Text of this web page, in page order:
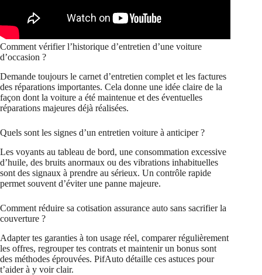
Comment vérifier l’historique d’entretien d’une voiture
d’occasion ?
Demande toujours le carnet d’entretien complet et les factures
des réparations importantes. Cela donne une idée claire de la
façon dont la voiture a été maintenue et des éventuelles
réparations majeures déjà réalisées.
Quels sont les signes d’un entretien voiture à anticiper ?
Les voyants au tableau de bord, une consommation excessive
d’huile, des bruits anormaux ou des vibrations inhabituelles
sont des signaux à prendre au sérieux. Un contrôle rapide
permet souvent d’éviter une panne majeure.
Comment réduire sa cotisation assurance auto sans sacrifier la
couverture ?
Adapter tes garanties à ton usage réel, comparer régulièrement
les offres, regrouper tes contrats et maintenir un bonus sont
des méthodes éprouvées. PifAuto détaille ces astuces pour
t’aider à y voir clair.